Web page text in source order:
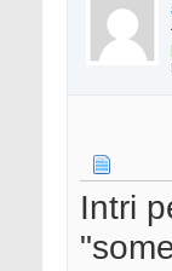
Intri